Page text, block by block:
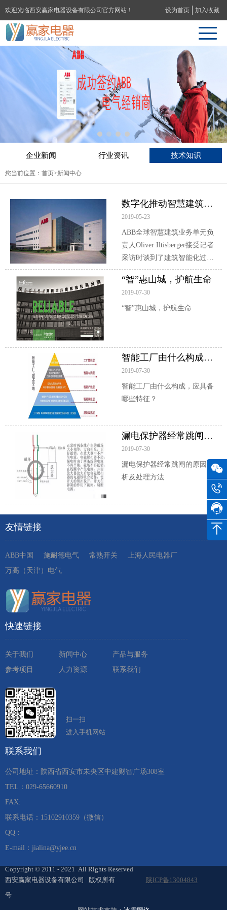
欢迎光临西安赢家电器设备有限公司官方网站！ 设为首页 加入收藏
企业新闻 行业资讯 技术知识
您当前位置： 首页>新闻中心
数字化推动智慧建筑发展 ABB致力于塑造行业未来
2019-05-23
ABB全球智慧建筑业务单元负
责人Oliver Iltisberger接受记者
采访时谈到了建筑智能化过程
中企业面临的机遇和挑战、
ABB对智慧建筑业务的规划及
其对中国本地市场的战略布
局。
“智”惠山城，护航生命
2019-07-30
“智”惠山城，护航生命
智能工厂由什么构成，应具备哪些特征？
2019-07-30
智能工厂由什么构成，应具备
哪些特征？
漏电保护器经常跳闸的原因分析及处理方法
2019-07-30
漏电保护器经常跳闸的原因分
析及处理方法
友情链接
ABB中国 施耐德电气 常熟开关
上海人民电器厂
万高（天津）电气
快速链接
关于我们 新闻中心
产品与服务
参考项目
人力资源 联系我们
扫一扫
进入手机网站
联系我们
公司地址：陕西省西安市未央区中建财智广场308室
TEL：029-65660910 ​
FAX:
联系电话：15102910359（微信）
QQ：
E-mail：jialina@yjee.cn
Copyright © 2011 - 2021 All Rights Reserved
西安赢家电器设备有限公司 版权所有
陕ICP备13004843
号